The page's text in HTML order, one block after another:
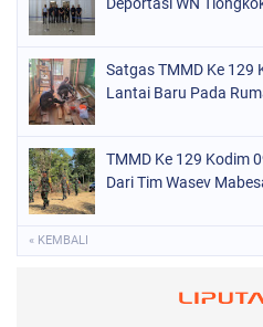
Satgas TMMD Ke 129
Lantai Baru Pada
TMMD Ke 129 Kodim
Dari Tim Wasev
« KEMBALI